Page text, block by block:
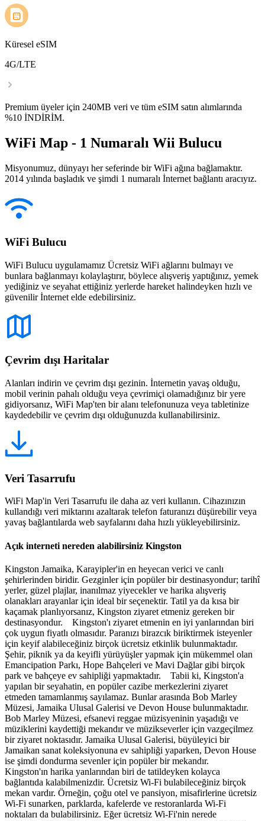
Küresel eSIM
4G/LTE
Premium üyeler için 240MB veri ve tüm eSIM satın alımlarında
%10 İNDİRİM.
WiFi Map - 1 Numaralı Wii Bulucu
Misyonumuz, dünyayı her seferinde bir WiFi ağına bağlamaktır.
2014 yılında başladık ve şimdi 1 numaralı İnternet bağlantı aracıyız.
WiFi Bulucu
WiFi Bulucu uygulamamız Ücretsiz WiFi ağlarını bulmayı ve
bunlara bağlanmayı kolaylaştırır, böylece alışveriş yaptığınız, yemek
yediğiniz ve seyahat ettiğiniz yerlerde hareket halindeyken hızlı ve
güvenilir İnternet elde edebilirsiniz.
Çevrim dışı Haritalar
Alanları indirin ve çevrim dışı gezinin. İnternetin yavaş olduğu,
mobil verinin pahalı olduğu veya çevrimiçi olamadığınız bir yere
gidiyorsanız, WiFi Map'ten bir alanı telefonunuza veya tabletinize
kaydedebilir ve çevrim dışı olduğunuzda kullanabilirsiniz.
Veri Tasarrufu
WiFi Map'in Veri Tasarrufu ile daha az veri kullanın. Cihazınızın
kullandığı veri miktarını azaltarak telefon faturanızı düşürebilir veya
yavaş bağlantılarda web sayfalarını daha hızlı yükleyebilirsiniz.
Açık interneti nereden alabilirsiniz Kingston
Kingston Jamaika, Karayipler'in en heyecan verici ve canlı
şehirlerinden biridir. Gezginler için popüler bir destinasyondur; tarihî
yerler, güzel plajlar, inanılmaz yiyecekler ve harika alışveriş
olanakları arayanlar için ideal bir seçenektir. Tatil ya da kısa bir
kaçamak planlıyorsanız, Kingston ziyaret etmeniz gereken bir
destinasyondur. Kingston'ı ziyaret etmenin en iyi yanlarından biri
çok uygun fiyatlı olmasıdır. Paranızı birazcık biriktirmek isteyenler
için keyif alabileceğiniz birçok ücretsiz etkinlik bulunmaktadır.
Şehir, piknik ya da keyifli yürüyüşler yapmak için mükemmel olan
Emancipation Parkı, Hope Bahçeleri ve Mavi Dağlar gibi birçok
park ve bahçeye ev sahipliği yapmaktadır. Tabii ki, Kingston'a
yapılan bir seyahatin, en popüler cazibe merkezlerini ziyaret
etmeden tamamlanmış sayılamaz. Bunlar arasında Bob Marley
Müzesi, Jamaika Ulusal Galerisi ve Devon House bulunmaktadır.
Bob Marley Müzesi, efsanevi reggae müzisyeninin yaşadığı ve
müziklerini kaydettiği mekandır ve müzikseverler için vazgeçilmez
bir ziyaret noktasıdır. Jamaika Ulusal Galerisi, büyüleyici bir
Jamaikan sanat koleksiyonuna ev sahipliği yaparken, Devon House
ise şimdi dondurma sevenler için popüler bir mekandır.
Kingston'ın harika yanlarından biri de tatildeyken kolayca
bağlantıda kalabilmenizdir. Ücretsiz Wi-Fi bulabileceğiniz birçok
mekan vardır. Örneğin, çoğu otel ve pansiyon, misafirlerine ücretsiz
Wi-Fi sunarken, parklarda, kafelerde ve restoranlarda Wi-Fi
noktaları da bulabilirsiniz. Eğer ücretsiz Wi-Fi'nin nerede